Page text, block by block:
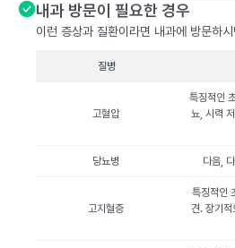
내과 방문이 필요한 경우
이런 증상과 질환이라면 내과에 방문하
질병
고혈압
특징적인
뇨, 시력
당뇨병 다음,
고지혈증
특징적인
견. 장기